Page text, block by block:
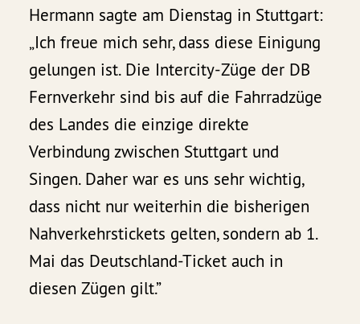
Hermann sagte am Dienstag in Stuttgart:
„Ich freue mich sehr, dass diese Einigung
gelungen ist. Die Intercity-Züge der DB
Fernverkehr sind bis auf die Fahrradzüge
des Landes die einzige direkte
Verbindung zwischen Stuttgart und
Singen. Daher war es uns sehr wichtig,
dass nicht nur weiterhin die bisherigen
Nahverkehrstickets gelten, sondern ab 1.
Mai das Deutschland-Ticket auch in
diesen Zügen gilt.”